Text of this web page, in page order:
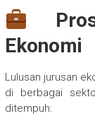
Ekonomi
Lulusan jurusan
di berbagai
ditempuh: